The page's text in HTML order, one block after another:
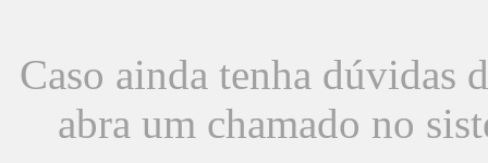
Caso ainda tenha dúvidas
abra um chamado no